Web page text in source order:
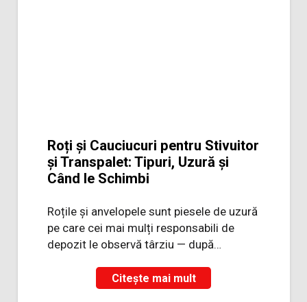
Roți și Cauciucuri pentru Stivuitor
și Transpalet: Tipuri, Uzură și
Când le Schimbi
Roțile și anvelopele sunt piesele de uzură
pe care cei mai mulți responsabili de
depozit le observă târziu — după…
Citește mai mult